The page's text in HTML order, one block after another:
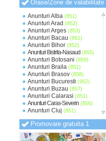
Orase/Zone de valabilitate
Anunturi Alba (851)
Anunturi Arad (852)
Anunturi Arges (853)
Anunturi Bacau (861)
Anunturi Bihor (852)
Anunturi Bistrita-Nasaud (855)
Anunturi Botosani (859)
Anunturi Braila (851)
Anunturi Brasov (858)
Anunturi Bucuresti (952)
Anunturi Buzau (857)
Anunturi Calarasi (851)
Anunturi Caras-Severin (856)
Anunturi Cluj (851)
Anunturi Constanta
Anunturi Covasna(848)
Anunturi Dambovita(851)
Anunturi Dolj(852)
Promovare gratuita 1